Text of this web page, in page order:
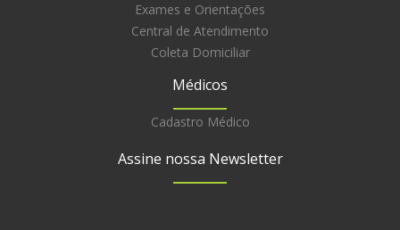
Exames e Orientações
Central de Atendimento
Coleta Domiciliar
Médicos
Cadastro Médico
Assine nossa Newsletter